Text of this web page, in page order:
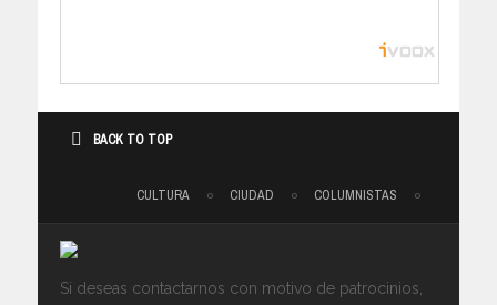
BACK TO TOP
CULTURA CIUDAD COLUMNISTAS
Si deseas contactarnos con motivo de patrocinios,